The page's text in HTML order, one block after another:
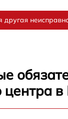
другая
центра в